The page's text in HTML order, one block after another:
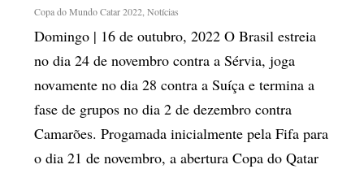
Copa do Mundo Catar 2022,Notícias
Domingo | 16 de outubro, 2022 O Brasil estreia
no dia 24 de novembro contra a Sérvia, joga
novamente no dia 28 contra a Suíça e termina a
fase de grupos no dia 2 de dezembro contra
Camarões. Progamada inicialmente pela Fifa para
o dia 21 de novembro, a abertura Copa do Qatar